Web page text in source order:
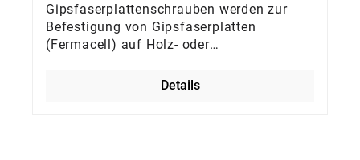
Gipsfaserplattenschrauben werden zur
Befestigung von Gipsfaserplatten
(Fermacell) auf Holz- oder
Details